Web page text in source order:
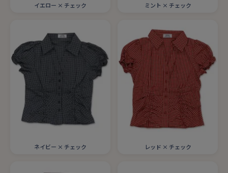
イエロー × チェック ミント × チェック
ネイビー × チェック レッド × チェック